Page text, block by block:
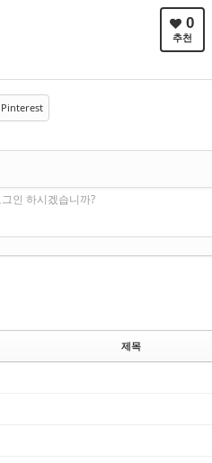
0
추천
Pinterest
인 하시겠습니까?
제목